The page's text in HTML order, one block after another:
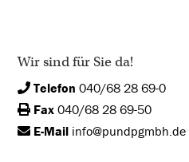
Wir sind für Sie da!
Telefon 040/68 28 69-0
Fax 040/68 28 69-50
E-Mail info@pundpgmbh.de